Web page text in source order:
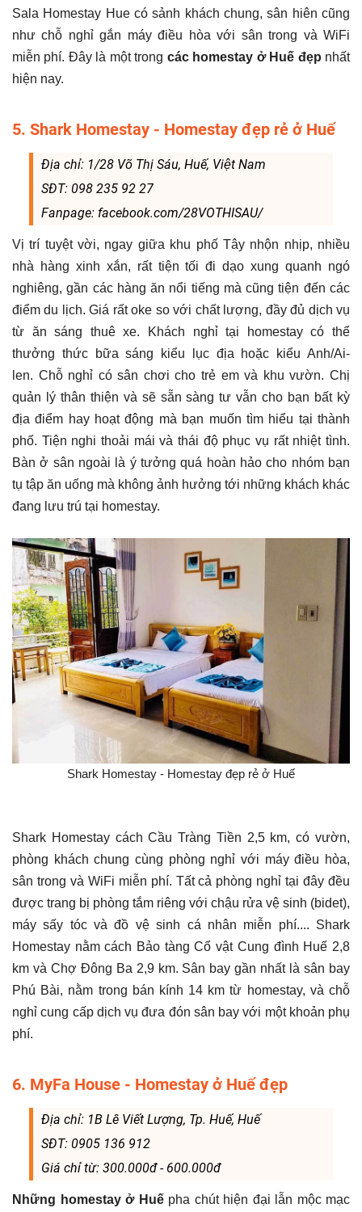
Sala Homestay Hue có sảnh khách chung, sân hiên cũng
như chỗ nghỉ gắn máy điều hòa với sân trong và WiFi
miễn phí. Đây là một trong các homestay ở Huế đẹp nhất
hiện nay.
5. Shark Homestay - Homestay đẹp rẻ ở Huế
Địa chỉ: 1/28 Võ Thị Sáu, Huế, Việt Nam
SĐT: 098 235 92 27
Fanpage: facebook.com/28VOTHISAU/
Vị trí tuyệt vời, ngay giữa khu phố Tây nhộn nhịp, nhiều
nhà hàng xinh xắn, rất tiện tối đi dạo xung quanh ngó
nghiêng, gần các hàng ăn nổi tiếng mà cũng tiện đến các
điểm du lịch. Giá rất oke so với chất lượng, đầy đủ dịch vụ
từ ăn sáng thuê xe. Khách nghỉ tại homestay có thể
thưởng thức bữa sáng kiểu lục địa hoặc kiểu Anh/Ai-
len. Chỗ nghỉ có sân chơi cho trẻ em và khu vườn. Chị
quản lý thân thiện và sẽ sẵn sàng tư vẫn cho bạn bất kỳ
địa điểm hay hoạt động mà bạn muốn tìm hiểu tại thành
phố. Tiện nghi thoải mái và thái độ phục vụ rất nhiệt tình.
Bàn ở sân ngoài là ý tưởng quá hoàn hảo cho nhóm bạn
tụ tập ăn uống mà không ảnh hưởng tới những khách khác
đang lưu trú tại homestay.
Shark Homestay - Homestay đẹp rẻ ở Huế
Shark Homestay cách Cầu Tràng Tiền 2,5 km, có vườn,
phòng khách chung cùng phòng nghỉ với máy điều hòa,
sân trong và WiFi miễn phí. Tất cả phòng nghỉ tại đây đều
được trang bị phòng tắm riêng với chậu rửa vệ sinh (bidet),
máy sấy tóc và đồ vệ sinh cá nhân miễn phí.... Shark
Homestay nằm cách Bảo tàng Cổ vật Cung đình Huế 2,8
km và Chợ Đông Ba 2,9 km. Sân bay gần nhất là sân bay
Phú Bài, nằm trong bán kính 14 km từ homestay, và chỗ
nghỉ cung cấp dịch vụ đưa đón sân bay với một khoản phụ
phí.
6. MyFa House - Homestay ở Huế đẹp
Địa chỉ: 1B Lê Viết Lượng, Tp. Huế, Huế
SĐT: 0905 136 912
Giá chỉ từ: 300.000đ - 600.000đ
Những homestay ở Huếpha chút hiện đại lẫn mộc mạc